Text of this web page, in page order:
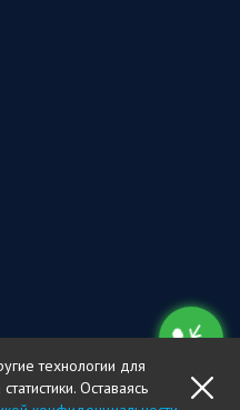
технологии для
Оставаясь